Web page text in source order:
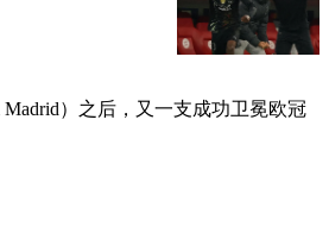
）之后，又一支成功卫冕欧冠